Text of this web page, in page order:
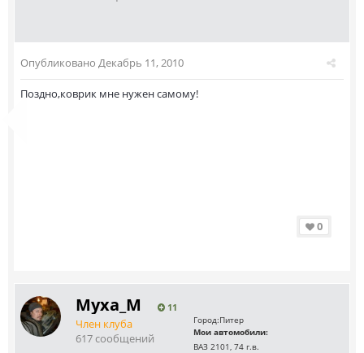
Опубликовано Декабрь 11, 2010
Поздно,коврик мне нужен самому!
0
Myxa_M 11
Член клуба
617 сообщений
Город:Питер
Мои автомобили:
ВАЗ 2101, 74 г.в.